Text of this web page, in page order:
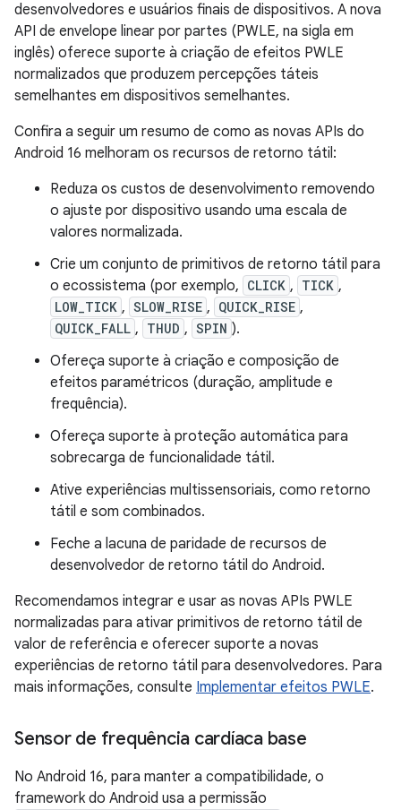
desenvolvedores e usuários finais de dispositivos. A nova
API de envelope linear por partes (PWLE, na sigla em
inglês) oferece suporte à criação de efeitos PWLE
normalizados que produzem percepções táteis
semelhantes em dispositivos semelhantes.
Confira a seguir um resumo de como as novas APIs do
Android 16 melhoram os recursos de retorno tátil:
Reduza os custos de desenvolvimento removendo
o ajuste por dispositivo usando uma escala de
valores normalizada.
Crie um conjunto de primitivos de retorno tátil para
o ecossistema (por exemplo, CLICK , TICK ,
LOW_TICK , SLOW_RISE , QUICK_RISE ,
QUICK_FALL , THUD , SPIN ).
Ofereça suporte à criação e composição de
efeitos paramétricos (duração, amplitude e
frequência).
Ofereça suporte à proteção automática para
sobrecarga de funcionalidade tátil.
Ative experiências multissensoriais, como retorno
tátil e som combinados.
Feche a lacuna de paridade de recursos de
desenvolvedor de retorno tátil do Android.
Recomendamos integrar e usar as novas APIs PWLE
normalizadas para ativar primitivos de retorno tátil de
valor de referência e oferecer suporte a novas
experiências de retorno tátil para desenvolvedores. Para
mais informações, consulte Implementar efeitos PWLE.
Sensor de frequência cardíaca base
No Android 16, para manter a compatibilidade, o
framework do Android usa a permissão